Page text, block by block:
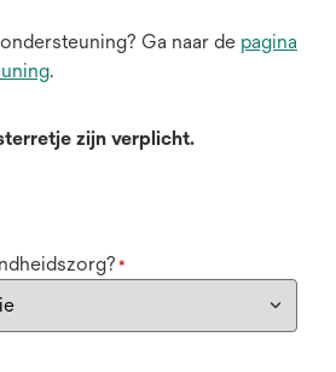
Ga naar de pagina
.
zijn verplicht.
*